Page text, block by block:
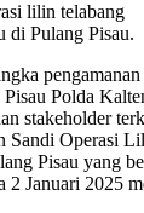
lilin telabang
di Pulang Pisau.
Polda
stakeholder
Sandi Operasi
Pisau yang
2 Januari 2025